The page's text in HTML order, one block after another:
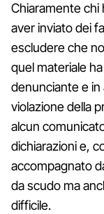
Chiaramente chi
aver inviato dei
escludere che
quel materiale
denunciante e in
violazione della
alcun
dichiarazioni e,
accompagnato
da scudo ma
difficile.